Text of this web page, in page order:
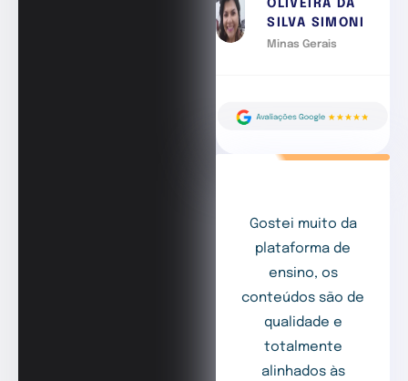
OLIVEIRA DA
SILVA SIMONI
Minas Gerais
Gostei muito da
plataforma de
ensino, os
conteúdos são de
qualidade e
totalmente
alinhados às